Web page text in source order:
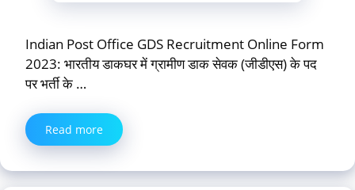
Indian Post Office GDS Recruitment Online Form
2023: भारतीय डाकघर में ग्रामीण डाक सेवक (जीडीएस) के पद
पर भर्ती के …
Read more